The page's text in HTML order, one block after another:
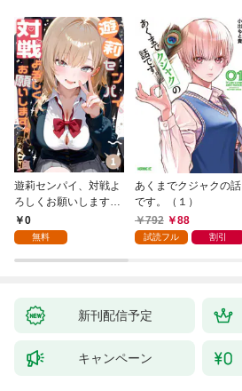
遊莉センパイ、対戦よ
ろしくお願いします。
1 0
無料
あくまでクジャクの話
です。（１）
792
88
試読フル 割引
新刊配信予定
キャンペーン